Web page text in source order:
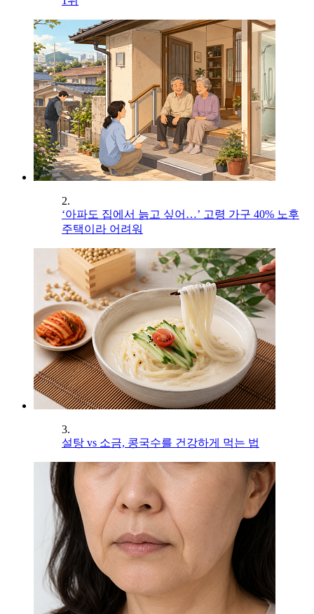
2.
‘아파도 집에서 늙고 싶어…’ 고령 가구 40% 노후
주택이라 어려워
3.
설탕 vs 소금, 콩국수를 건강하게 먹는 법